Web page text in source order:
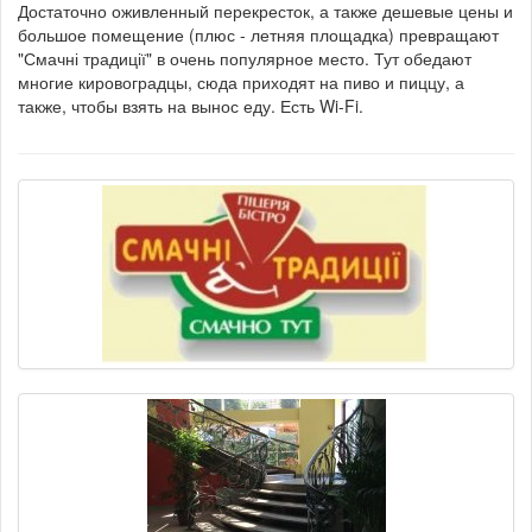
Достаточно оживленный перекресток, а также дешевые цены и
большое помещение (плюс - летняя площадка) превращают
"Смачні традиції" в очень популярное место. Тут обедают
многие кировоградцы, сюда приходят на пиво и пиццу, а
также, чтобы взять на вынос еду. Есть Wi-Fi.